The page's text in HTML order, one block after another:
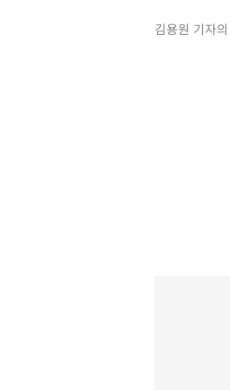
김용원 기자